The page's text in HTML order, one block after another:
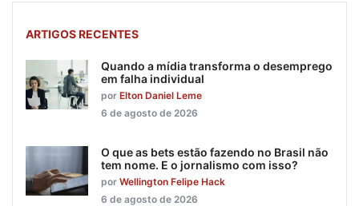
ARTIGOS RECENTES
Quando a mídia transforma o desemprego
em falha individual
por Elton Daniel Leme
6 de agosto de 2026
O que as bets estão fazendo no Brasil não
tem nome. E o jornalismo com isso?
por Wellington Felipe Hack
6 de agosto de 2026